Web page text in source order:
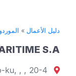
دليل الأعمال »
S.A.
ku, , ,